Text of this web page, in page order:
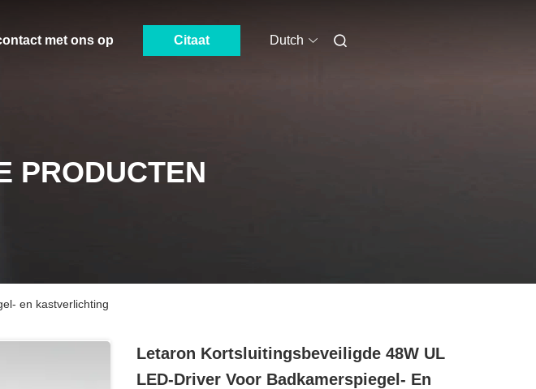
met ons op Citaat Dutch
PRODUCTEN
en kastverlichting
Letaron Kortsluitingsbeveiligde 48W UL
LED-Driver Voor Badkamerspiegel- En